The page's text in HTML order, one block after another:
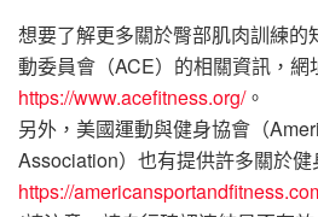
想要了解更多關於臀部肌肉訓練的
動委員會（ACE）的相關資訊，網
https://www.acefitness.org/。
另外，美國運動與健身協會（
Association）也有提供許多關於健
https://